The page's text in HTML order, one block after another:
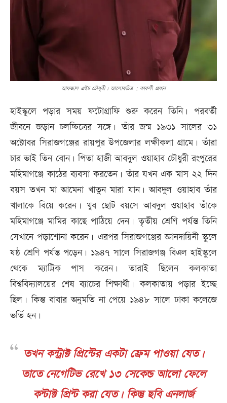
আফজাল এইচ চৌধুরী। আলোকচিত্র : কাকলী প্রধান
হাইস্কুলে পড়ার সময় ফটোগ্রাফি শুরু করেন তিনি। পরবর্তী
জীবনে জড়ান চলচ্চিত্রের সঙ্গে। তাঁর জন্ম ১৯৩১ সালের ৩১
অক্টোবর সিরাজগঞ্জের রায়পুর উপজেলার লক্ষীকলা গ্রামে। তাঁরা
চার ভাই তিন বোন। পিতা হাজী আবদুল ওয়াহাব চৌধুরী রংপুরের
মহিমাগঞ্জে কাঠের ব্যবসা করতেন। তাঁর যখন এক মাস ২২ দিন
বয়স তখন মা আমেনা খাতুন মারা যান। আবদুল ওয়াহাব তাঁর
খালাকে বিয়ে করেন। খুব ছোট বয়সে আবদুল ওয়াহাব তাঁকে
মহিমাগঞ্জে মামির কাছে পাঠিয়ে দেন। তৃতীয় শ্রেণি পর্যন্ত তিনি
সেখানে পড়াশোনা করেন। এরপর সিরাজগঞ্জের জ্ঞানদায়িনী স্কুলে
ষষ্ঠ শ্রেণি পর্যন্ত পড়েন। ১৯৪৭ সালে সিরাজগঞ্জ বিএল হাইস্কুলে
থেকে ম্যাট্রিক পাস করেন। তারাই ছিলেন কলকাতা
বিশ্ববিদ্যালয়ের শেষ ব্যাচের শিক্ষার্থী। কলকাতায় পড়ার ইচ্ছে
ছিল। কিন্তু বাবার অনুমতি না পেয়ে ১৯৪৮ সালে ঢাকা কলেজে
ভর্তি হন।
তখন কন্ট্রাক্ট প্রিন্টের একটা ফ্রেম পাওয়া যেত।
তাতে নেগেটিভ রেখে ১৩ সেকেন্ড আলো ফেলে
কন্টাক্ট প্রিন্ট করা যেত। কিন্তু ছবি এনলার্জ